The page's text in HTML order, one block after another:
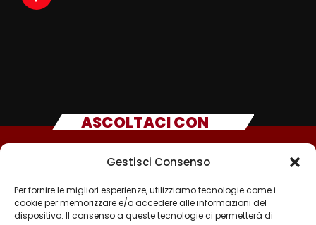
Gestisci Consenso
Per fornire le migliori esperienze, utilizziamo tecnologie come i
cookie per memorizzare e/o accedere alle informazioni del
dispositivo. Il consenso a queste tecnologie ci permetterà di
ASCOLTACI CON